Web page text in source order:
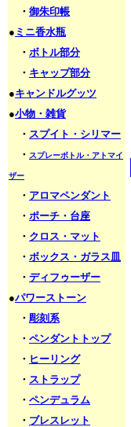
・ 御朱印帳
● ミニ香水瓶
・ ボトル部分
・ キャップ部分
●キャンドルグッツ
●小物・雑貨
・ スプイト・シリマー
・ スプレーボトル・アトマイ
ザー
・ アロマペンダント
・ ポーチ・台座
・ クロス・マット
・ ボックス・ガラス皿
・ ディフゥーザー
●パワーストーン
・ 彫刻系
・ ペンダントトップ
・ ヒーリング
・ ストラップ
・ ペンデュラム
・ ブレスレット